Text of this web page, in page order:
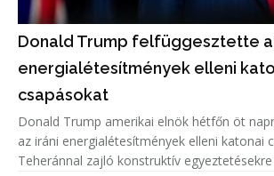
Donald Trump felfüggesztette
energialétesítmények elleni
csapásokat
Donald Trump amerikai elnök hétfőn öt
az iráni energialétesítmények elleni katonai
Teheránnal zajló konstruktív